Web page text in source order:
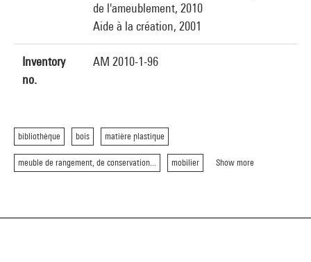
de l'ameublement, 2010
Aide à la création, 2001
Inventory
no.
AM 2010-1-96
bibliothèque bois matière plastique
meuble de rangement, de conservation... mobilier Show more